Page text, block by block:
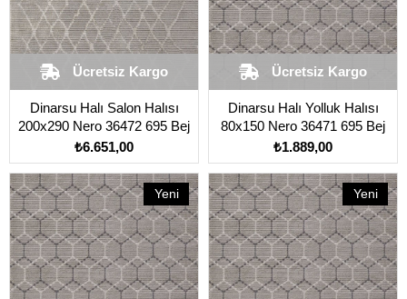
Dinarsu Halı Salon Halısı
200x290 Nero 36472 695 Bej
₺6.651,00
Ücretsiz Kargo
Dinarsu Halı Yolluk Halısı
80x150 Nero 36471 695 Bej
₺1.889,00
Ücretsiz Kargo
Yeni
Ürün
Yeni
Ürün